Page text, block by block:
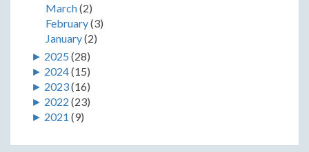
March(2)
February(3)
January(2)
► 2025 (28)
► 2024(15)
► 2023(16)
► 2022 (23)
► 2021 (9)